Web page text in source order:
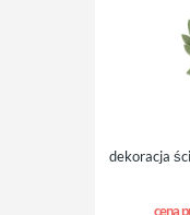
dekoracja
cena